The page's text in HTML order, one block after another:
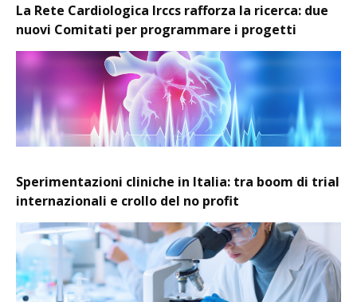
La Rete Cardiologica Irccs rafforza la ricerca: due
nuovi Comitati per programmare i progetti
Sperimentazioni cliniche in Italia: tra boom di trial
internazionali e crollo del no profit